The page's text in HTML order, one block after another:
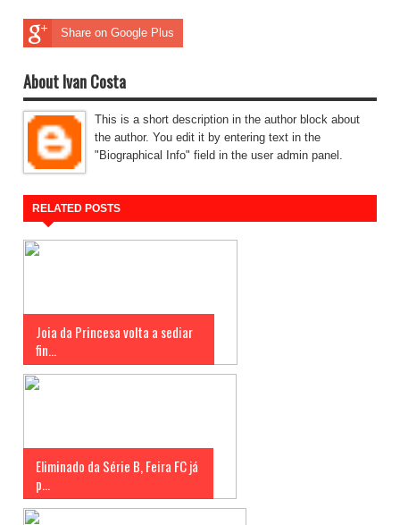
Share on Google Plus
About Ivan Costa
This is a short description in the author block about
the author. You edit it by entering text in the
"Biographical Info" field in the user admin panel.
RELATED POSTS
Joia da Princesa volta a sediar
fin...
Eliminado da Série B, Feira FC já
p...